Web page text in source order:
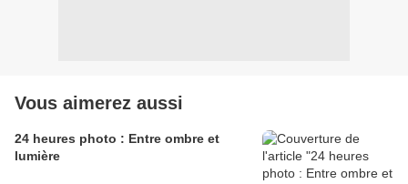
Vous aimerez aussi
24 heures photo : Entre ombre et
lumière